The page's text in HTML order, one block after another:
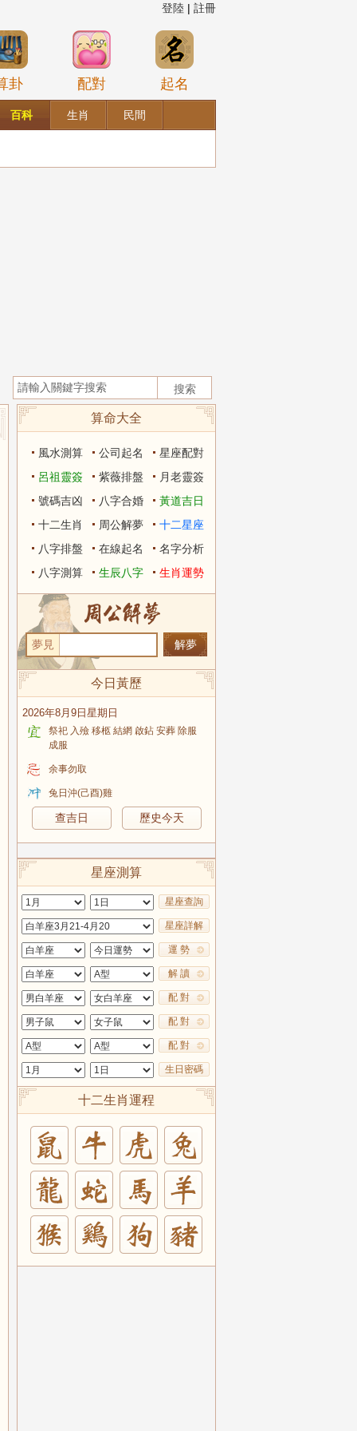
登陸 | 註冊
卦 配對 起名
百科 生肖 民間
算命大全
風水測算 公司起名
星座配對
呂祖靈簽
紫薇排盤
月老靈簽
號碼吉凶
八字合婚
黃道吉日
十二生肖
周公解夢
十二星座
八字排盤
在線起名
名字分析
八字測算
生辰八字 生肖運勢
夢見
今日黃歷
2026年8月9日星期日
祭祀 入殮 移柩 結網 啟鉆 安葬 除服
成服
余事勿取
兔日沖(己酉)雞
查吉日 歷史今天
星座測算
星座查詢
星座詳解
運 勢
解 讀
配 對
配 對
配 對
生日密碼
十二生肖運程